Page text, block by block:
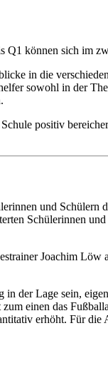
Q1 können sich im
in die
sowohl in der
positiv
und
Schülerinnen
Joachim
der Lage sein,
einen das
erhöht. Für